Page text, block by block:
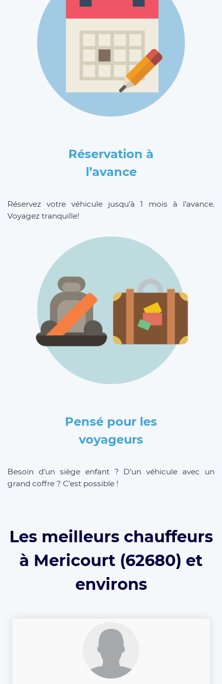
Réservation à
l’avance
Réservez votre véhicule jusqu’à 1 mois à l’avance.
Voyagez tranquille!
Pensé pour les
voyageurs
Besoin d’un siège enfant ? D’un véhicule avec un
grand coffre ? C’est possible !
Les meilleurs chauffeurs
à Mericourt (62680) et
environs